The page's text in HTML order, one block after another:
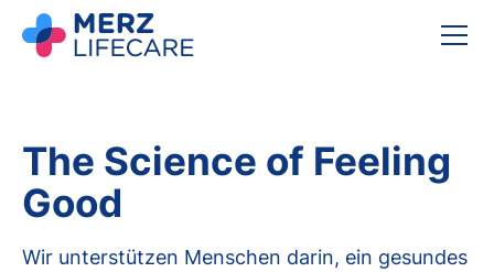
The Science of Feeling
Good
Wir unterstützen Menschen darin, ein gesundes